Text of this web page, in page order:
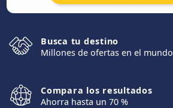
Busca tu destino
Millones de ofertas en el mundo
Compara los resultados
Ahorra hasta un 70 %